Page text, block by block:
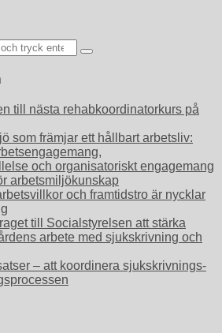
till nästa rehabkoordinatorkurs på
som främjar ett hållbart arbetsliv:
och organisatoriskt engagemang
arbetsmiljökunskap
och framtidstro är nycklar
till Socialstyrelsen att stärka
arbete med sjukskrivning och
– att koordinera sjukskrivnings-